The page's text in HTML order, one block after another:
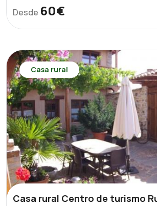
Desde 60€
Casa rural
Casa rural Centro de turismo